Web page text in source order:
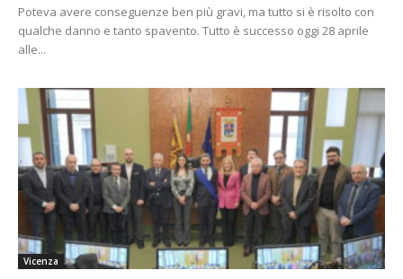
Poteva avere conseguenze ben più gravi, ma tutto si è risolto con
qualche danno e tanto spavento. Tutto è successo oggi 28 aprile
alle...
Vicenza